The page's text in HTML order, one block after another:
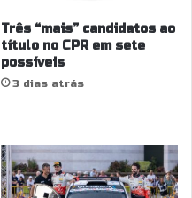
Três “mais” candidatos ao
título no CPR em sete
possíveis
3 dias atrás